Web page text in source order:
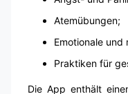
Atemübungen;
Emotionale und
Praktiken für
Die App enthält